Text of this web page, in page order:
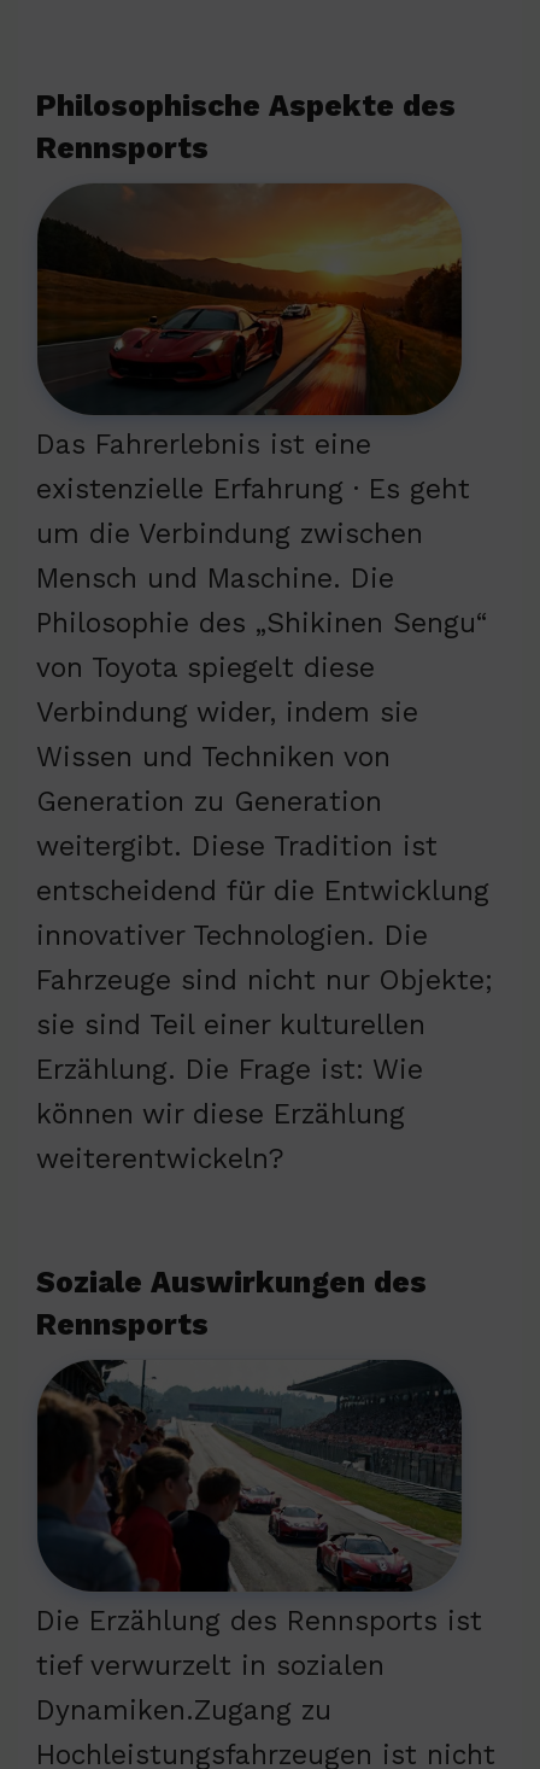
Philosophische Aspekte des
Rennsports
Das Fahrerlebnis ist eine
existenzielle Erfahrung · Es geht
um die Verbindung zwischen
Mensch und Maschine. Die
Philosophie des „Shikinen Sengu“
von Toyota spiegelt diese
Verbindung wider, indem sie
Wissen und Techniken von
Generation zu Generation
weitergibt. Diese Tradition ist
entscheidend für die Entwicklung
innovativer Technologien. Die
Fahrzeuge sind nicht nur Objekte;
sie sind Teil einer kulturellen
Erzählung. Die Frage ist: Wie
können wir diese Erzählung
weiterentwickeln?
Soziale Auswirkungen des
Rennsports
Die Erzählung des Rennsports ist
tief verwurzelt in sozialen
Dynamiken.Zugang zu
Hochleistungsfahrzeugen ist nicht